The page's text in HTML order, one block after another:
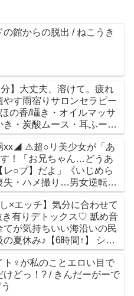
の館からの脱出 / ねこうき
分】大丈夫、溶けて。疲れ
やす雨宿りサロンセラピー
ほの香/囁き・オイルマッサ
き・炭酸ムース・耳ふー・
】
/ 黒木ほの香
xx◢ ⚠️超○リ美少女が「あ
！「お兄ちゃん…どうあ
レ○プ】だよ」《いじめら
失・ハメ撮り…男女逆転世
被害者に》 ありすほすぴた
色
し×エッチ】気分に合わせて
き有りデトックス♡ 舐め音
てが気持ちいい海沿いの民
の夏休み♪【6時間↑】 シロ
ヶ崎綾香
ト♀が私のことエロい目で
けどっ！? / きんだーがーで